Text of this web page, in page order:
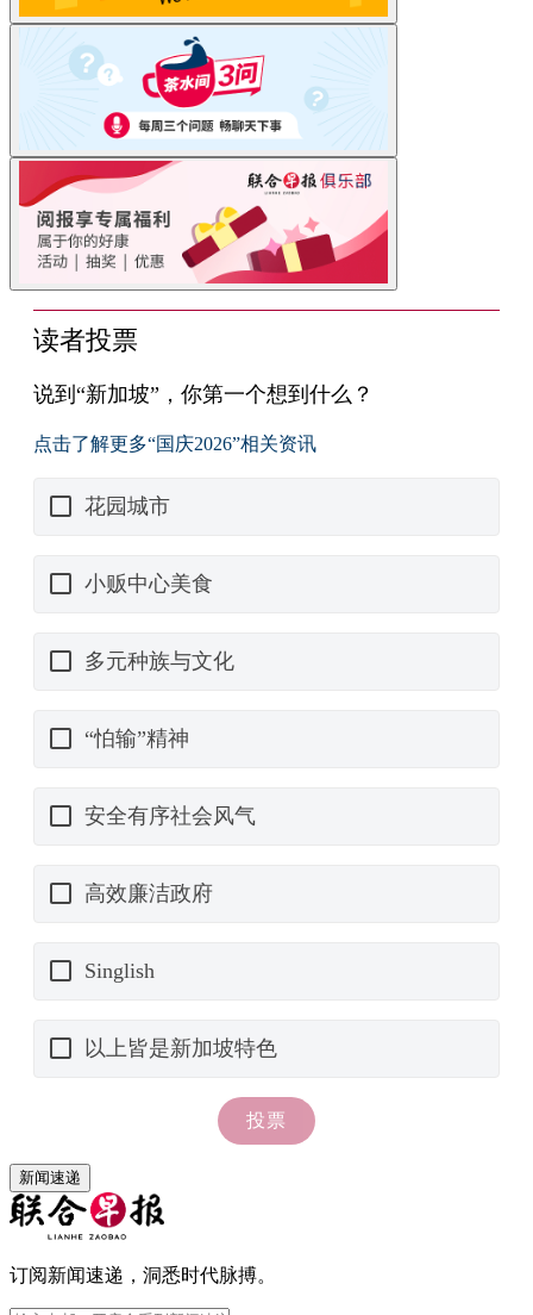
新闻速递
订阅新闻速递，洞悉时代脉搏。